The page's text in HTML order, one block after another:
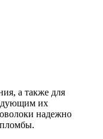
а также для
их
надежно